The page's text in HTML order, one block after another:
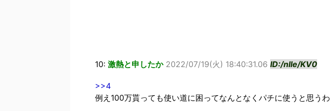
10: 激熱と申したか 2022/07/19(火) 18:40:31.06 ID:/nIIe/KV0
>>4
例え100万貰っても使い道に困ってなんとなくパチに使うと思うわ